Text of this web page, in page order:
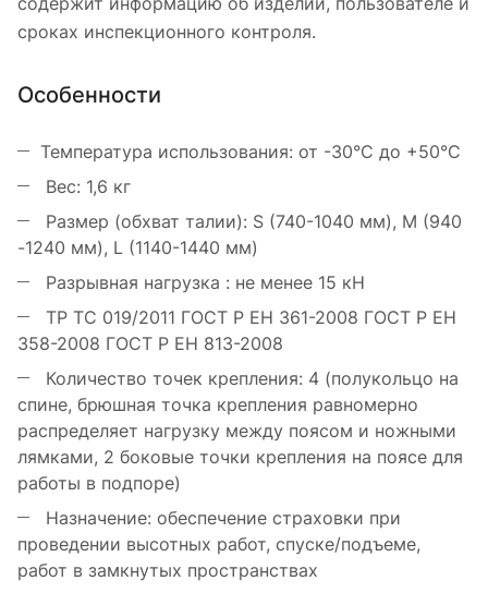
сроках инспекционного контроля.
Особенности
Температура использования: от -30°С до +50°С
Вес: 1,6 кг
Размер (обхват талии): S (740-1040 мм), M (940
-1240 мм), L (1140-1440 мм)
Разрывная нагрузка : не менее 15 кН
ТР ТС 019/2011 ГОСТ Р ЕН 361-2008 ГОСТ Р ЕН
358-2008 ГОСТ Р ЕН 813-2008
Количество точек крепления: 4 (полукольцо на
спине, брюшная точка крепления равномерно
распределяет нагрузку между поясом и ножными
лямками, 2 боковые точки крепления на поясе для
работы в подпоре)
Назначение: обеспечение страховки при
проведении высотных работ, спуске/подъеме,
работ в замкнутых пространствах